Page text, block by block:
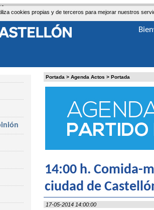
cookies propias y de terceros para mejorar nuestros
Portada > Agenda Actos > Portada
14:00 h. Comida-
ciudad de
17-05-2014 14:00:00